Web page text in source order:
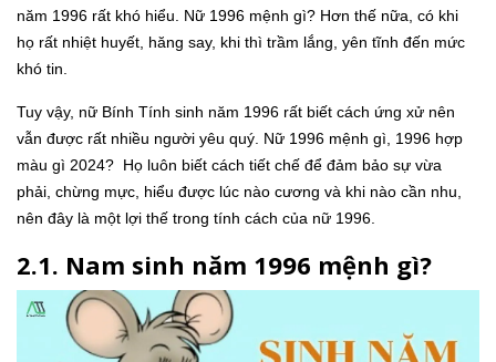
năm 1996 rất khó hiểu. Nữ 1996 mệnh gì? Hơn thế nữa, có khi
họ rất nhiệt huyết, hăng say, khi thì trầm lắng, yên tĩnh đến mức
khó tin.
Tuy vậy, nữ Bính Tính sinh năm 1996 rất biết cách ứng xử nên
vẫn được rất nhiều người yêu quý. Nữ 1996 mệnh gì, 1996 hợp
màu gì 2024? Họ luôn biết cách tiết chế để đảm bảo sự vừa
phải, chừng mực, hiểu được lúc nào cương và khi nào cần nhu,
nên đây là một lợi thế trong tính cách của nữ 1996.
2.1. Nam sinh năm 1996 mệnh gì?